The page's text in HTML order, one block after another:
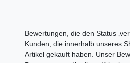
Bewertungen, die den Status
Kunden, die innerhalb unseres
Artikel gekauft haben. Unser